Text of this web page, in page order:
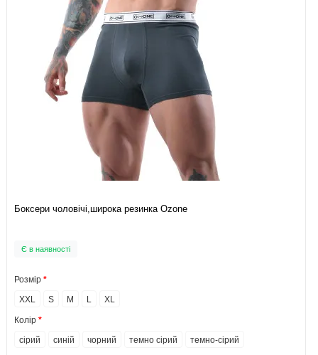
Боксери чоловічі,широка резинка Ozone
Є в наявності
Розмір
XXL
S M L XL
Колір
сірий
синій чорний темно сірий темно-сірий